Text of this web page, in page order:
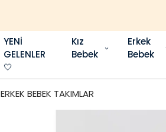
YENİ
GELENLER
🤍
Kız
Bebek
Erkek
Bebek
ERKEK BEBEK TAKIMLAR